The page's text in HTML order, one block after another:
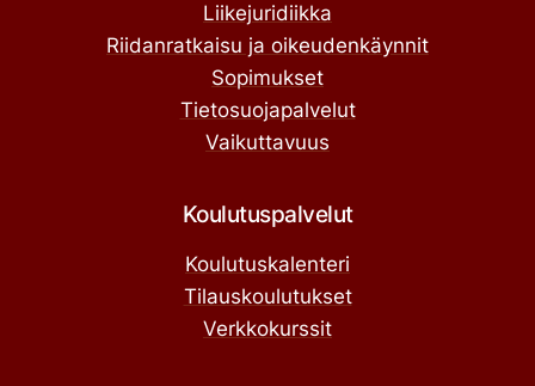
Liikejuridiikka
Riidanratkaisu ja oikeudenkäynnit
Sopimukset
Tietosuojapalvelut
Vaikuttavuus
Koulutuspalvelut
Koulutuskalenteri
Tilauskoulutukset
Verkkokurssit